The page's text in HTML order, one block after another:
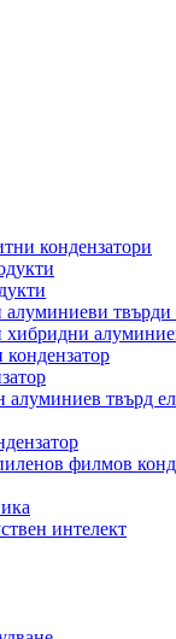
кондензатори
твърди
кондензатор
твърд
филмов
интелект